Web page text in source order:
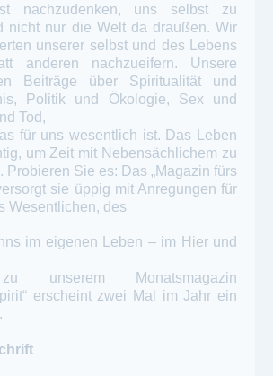
nachzudenken, uns selbst zu
nicht nur die Welt da draußen. Wir
unserer selbst und des Lebens
anderen nachzueifern. Unsere
Beiträge über Spiritualität und
Politik und Ökologie, Sex und
Tod,
für uns wesentlich ist. Das Leben
um Zeit mit Nebensächlichem zu
Probieren Sie es: Das „Magazin fürs
sie üppig mit Anregungen für
Wesentlichen, des
im eigenen Leben – im Hier und
unserem Monatsmagazin
erscheint zwei Mal im Jahr ein